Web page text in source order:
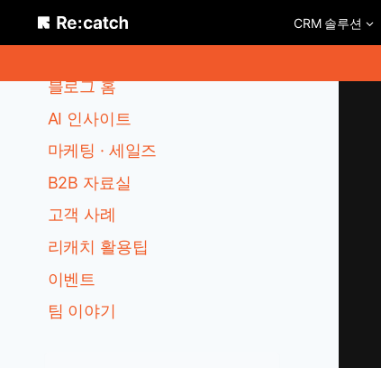
CRM 솔루션
카테고리
블로그 홈
AI 인사이트
마케팅 · 세일즈
B2B 자료실
고객 사례
리캐치 활용팁
이벤트
팀 이야기